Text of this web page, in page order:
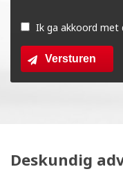
dit
veld
leeg
Ik ga akkoord met
Versturen
Deskundig